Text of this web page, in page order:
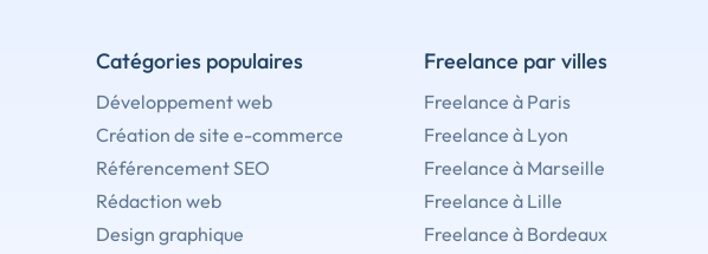
Catégories populaires
Développement web
Création de site e-commerce
Référencement SEO
Rédaction web
Design graphique
Freelance par villes
Freelance à Paris
Freelance à Lyon
Freelance à Marseille
Freelance à Lille
Freelance à Bordeaux